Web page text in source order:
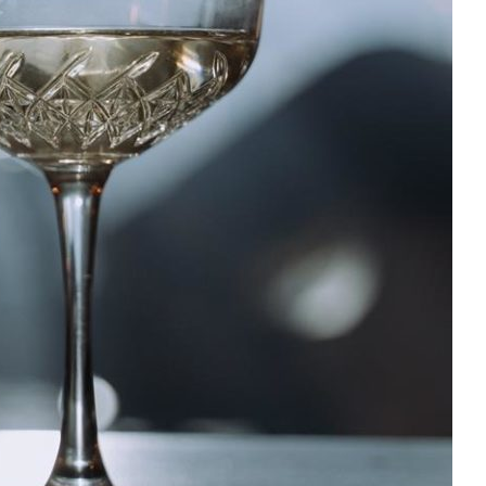
na czym
Szlachetna metalurgia we
luksusu i rzemiosła
artystycznego
Redakcja Fresh.org.pl 18 maja, 2026